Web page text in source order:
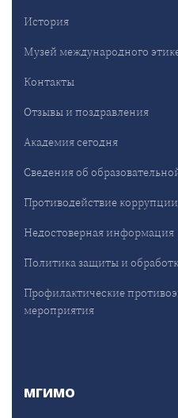
История
Музей международного
Контакты
Отзывы и поздравления
Академия сегодня
Сведения об
Противодействие коррупции
Недостоверная информация
Политика защиты и
Профилактические
мероприятия
МГИМО